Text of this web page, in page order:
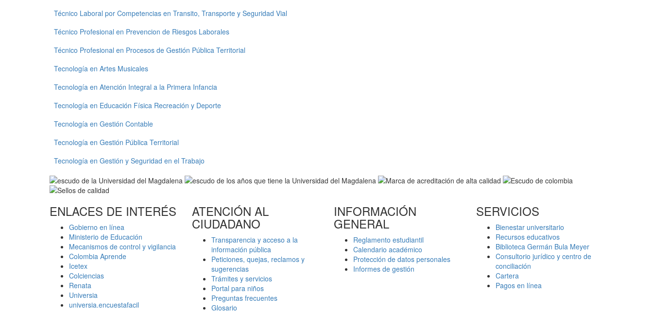
Técnico Laboral por Competencias en Transito, Transporte y Seguridad Vial
Técnico Profesional en Prevencion de Riesgos Laborales
Técnico Profesional en Procesos de Gestión Pública Territorial
Tecnología en Artes Musicales
Tecnología en Atención Integral a la Primera Infancia
Tecnología en Educación Física Recreación y Deporte
Tecnología en Gestión Contable
Tecnología en Gestión Pública Territorial
Tecnología en Gestión y Seguridad en el Trabajo
ENLACES DE INTERÉS
Gobierno en línea
Ministerio de Educación
Mecanismos de control y vigilancia
Colombia Aprende
Icetex
Colciencias
Renata
Universia
universia.encuestafacil
ATENCIÓN AL
CIUDADANO
Transparencia y acceso a la
información pública
Peticiones, quejas, reclamos y
sugerencias
Trámites y servicios
Portal para niños
Preguntas frecuentes
Glosario
INFORMACIÓN
GENERAL
Reglamento estudiantil
Calendario académico
Protección de datos personales
Informes de gestión
SERVICIOS
Bienestar universitario
Recursos educativos
Biblioteca Germán Bula Meyer
Consultorio jurídico y centro de
conciliación
Cartera
Pagos en línea